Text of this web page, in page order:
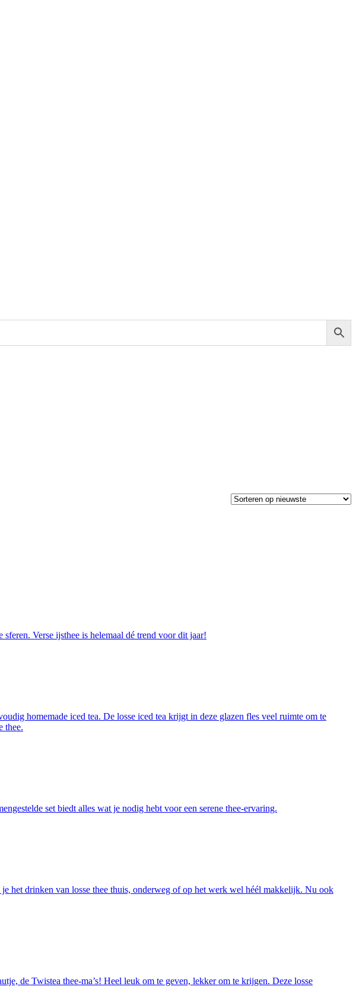
Verse ijsthee is helemaal dé trend voor dit jaar!
homemade iced tea. De losse iced tea krijgt in deze glazen fles veel ruimte om te
thee.
set biedt alles wat je nodig hebt voor een serene thee-ervaring.
het drinken van losse thee thuis, onderweg of op het werk wel héél makkelijk. Nu ook
de Twistea thee-ma’s! Heel leuk om te geven, lekker om te krijgen. Deze losse